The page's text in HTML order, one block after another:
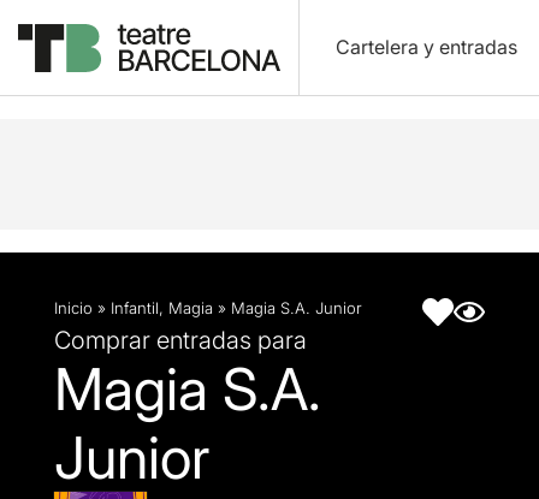
Cartelera y entradas
Descripción Ficha artística
Inicio » Infantil, Magia » Magia S.A. Junior
Comprar entradas para
Magia S.A.
Junior